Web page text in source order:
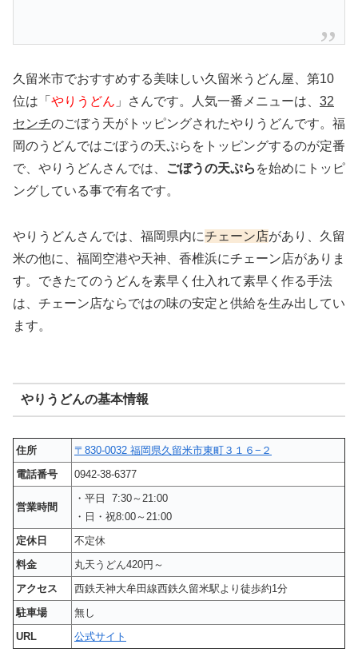
久留米市でおすすめする美味しい久留米うどん屋、第10
位は「 やりうどん 」さんです。人気一番メニューは、 32
センチのごぼう天がトッピングされたやりうどんです。福
岡のうどんではごぼうの天ぷらをトッピングするのが定番
で、やりうどんさんでは、
ごぼうの天ぷら を始めにトッピ
ングしている事で有名です。
やりうどんさんでは、福岡県内にチェーン店があり、久留
米の他に、福岡空港や天神、香椎浜にチェーン店がありま
す。できたてのうどんを素早く仕入れて素早く作る手法
は、チェーン店ならではの味の安定と供給を生み出してい
ます。
やりうどんの基本情報
住所
〒830-0032 福岡県久留米市東町３１６−２
電話番号
0942-38-6377
営業時間
・平日 7:30～21:00
・日・祝8:00～21:00
定休日
不定休
料金
丸天うどん420円～
アクセス
西鉄天神大牟田線西鉄久留米駅より徒歩約1分
駐車場
無し
URL
公式サイト